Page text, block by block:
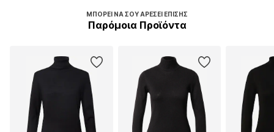
ΜΠΟΡΕΊ ΝΑ ΣΟΥ ΑΡΈΣΕΙ ΕΠΊΣΗΣ
Παρόμοια Προϊόντα